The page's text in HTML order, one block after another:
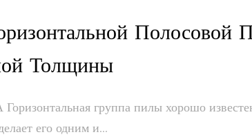
Толщины
группа пилы хорошо
его одним и...